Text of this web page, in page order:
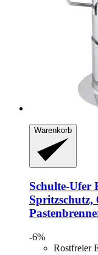
Warenkorb
Schulte-Ufer
Spritzschutz,
-6%
Rostfreier